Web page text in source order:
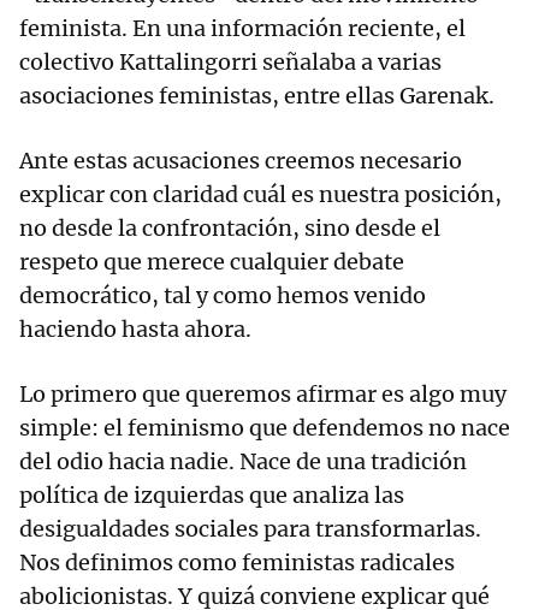
feminista. En una información reciente, el
colectivo Kattalingorri señalaba a varias
asociaciones feministas, entre ellas Garenak.
Ante estas acusaciones creemos necesario
explicar con claridad cuál es nuestra posición,
no desde la confrontación, sino desde el
respeto que merece cualquier debate
democrático, tal y como hemos venido
haciendo hasta ahora.
Lo primero que queremos afirmar es algo muy
simple: el feminismo que defendemos no nace
del odio hacia nadie. Nace de una tradición
política de izquierdas que analiza las
desigualdades sociales para transformarlas.
Nos definimos como feministas radicales
abolicionistas. Y quizá conviene explicar qué